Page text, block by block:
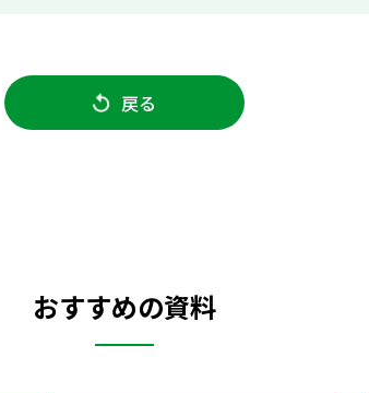
戻る
おすすめの資料